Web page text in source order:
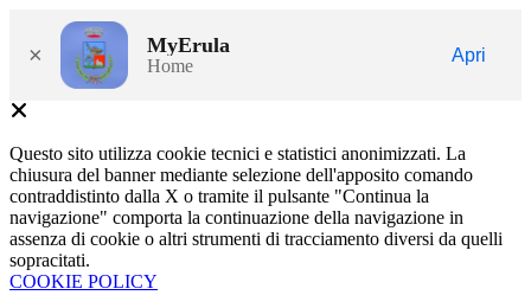
× MyErula
Home
Apri
Questo sito utilizza cookie tecnici e statistici anonimizzati. La
chiusura del banner mediante selezione dell'apposito comando
contraddistinto dalla X o tramite il pulsante "Continua la
navigazione" comporta la continuazione della navigazione in
assenza di cookie o altri strumenti di tracciamento diversi da quelli
sopracitati.
COOKIE POLICY